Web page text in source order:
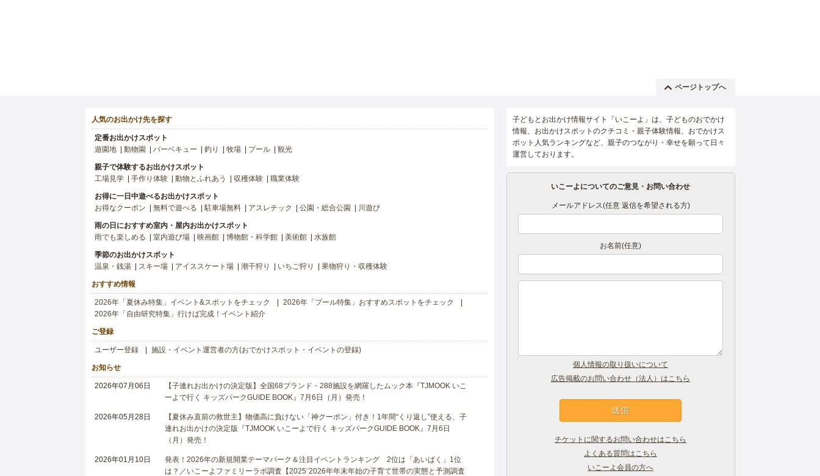
ページトップへ
人気のお出かけ先を探す
定番お出かけスポット
遊園地
動物園 バーベキュー 釣り 牧場 プール 観光
親子で体験するお出かけスポット
工場見学
手作り体験 動物とふれあう 収穫体験 職業体験
お得に一日中遊べるお出かけスポット
お得なクーポン
無料で遊べる 駐車場無料 アスレチック 公園・総合公園 川遊び
雨の日におすすめ室内・屋内お出かけスポット
雨でも楽しめる
室内遊び場 映画館 博物館・科学館 美術館 水族館
季節のお出かけスポット
温泉・銭湯
スキー場 アイススケート場 潮干狩り いちご狩り 果物狩り・収穫体験
おすすめ情報
2026年「夏休み特集」イベント&スポットをチェック
2026年「プール特集」おすすめスポットをチェック
2026年「自由研究特集」行けば完成！イベント紹介
ご登録
ユーザー登録 施設・イベント運営者の方(おでかけスポット・イベントの登録)
お知らせ
2026年07月06日
【子連れお出かけの決定版】全国68ブランド・288施設を網羅したムック本『TJMOOK いこ
ーよで行く キッズパークGUIDE BOOK』7月6日（月）発売！
2026年05月28日
【夏休み直前の救世主】物価高に負けない「神クーポン」付き！1年間“くり返し”使える、子
連れお出かけの決定版『TJMOOK いこーよで行く キッズパークGUIDE BOOK』7月6日
（月）発売！
2026年01月10日
発表！2026年の新規開業テーマパーク＆注目イベントランキング 2位は「あいぱく」1位
は？／いこーよファミリーラボ調査【2025⁻2026年年末年始の子育て世帯の実態と予測調査
子どもとお出かけ情報サイト「いこーよ」は、子どものおでかけ
情報、お出かけスポットのクチコミ・親子体験情報、おでかけス
ポット人気ランキングなど、親子のつながり・幸せを願って日々
運営しております。
いこーよについてのご意見・お問い合わせ
メールアドレス(任意 返信を希望される方)
お名前(任意)
個人情報の取り扱いについて
広告掲載のお問い合わせ（法人）はこちら
チケットに関するお問い合わせはこちら
よくある質問はこちら
いこーよ会員の方へ